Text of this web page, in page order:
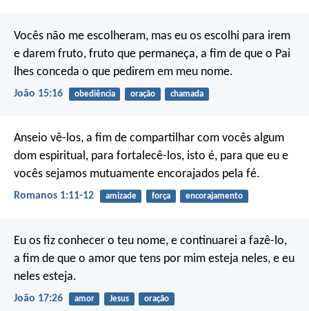
Vocês não me escolheram, mas eu os escolhi para irem
e darem fruto, fruto que permaneça, a fim de que o Pai
lhes conceda o que pedirem em meu nome.
João 15:16 obediência oração chamada
Anseio vê-los, a fim de compartilhar com vocês algum
dom espiritual, para fortalecê-los, isto é, para que eu e
vocês sejamos mutuamente encorajados pela fé.
Romanos 1:11-12 amizade força encorajamento
Eu os fiz conhecer o teu nome, e continuarei a fazê-lo,
a fim de que o amor que tens por mim esteja neles, e eu
neles esteja.
João 17:26 amor Jesus oração